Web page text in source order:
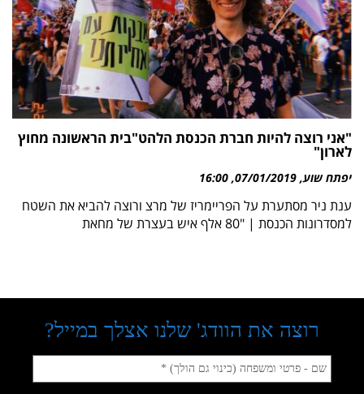
"אני רוצה להיות חברת הכנסת הלהט"בית הראשונה מחוץ
לארון"
יפתח שוע 07/01/2019
16:00
ענת ניר מסתערת על הפריימריז של מרצ ורוצה להביא את השטח
למסדרונות הכנסת | "80 אלף איש בעצרת של מחאת